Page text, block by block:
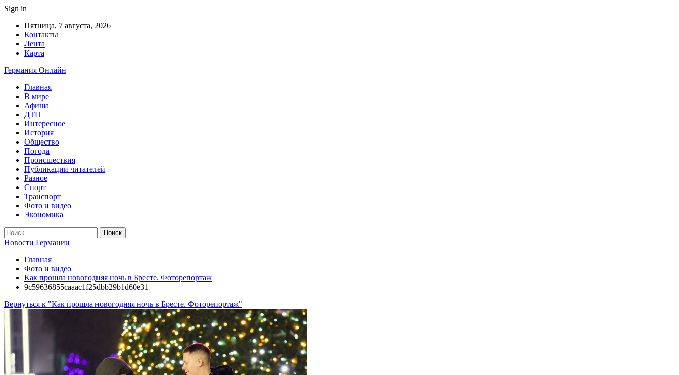
Sign in
Пятница, 7 августа, 2026
Контакты
Лента
Карта
Германия Онлайн
Главная
В мире
Афиша
ДТП
Интересное
История
Общество
Погода
Происшествия
Публикации читателей
Разное
Спорт
Транспорт
Фото и видео
Экономика
Новости Германии
Главная
Фото и видео
Как прошла новогодняя ночь в Бресте. Фоторепортаж
9c59636855caaac1f25dbb29b1d60e31
Вернуться к "Как прошла новогодняя ночь в Бресте. Фоторепортаж"